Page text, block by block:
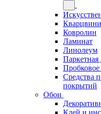
Ковролин
Ламинат
Линолеум
Паркетная
Средства
покрытий
Обои
Клей и